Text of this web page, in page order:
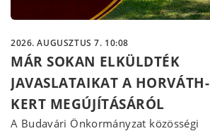
2026. AUGUSZTUS 7. 10:08
MÁR SOKAN ELKÜLDTÉK
JAVASLATAIKAT A HORVÁTH-
KERT MEGÚJÍTÁSÁRÓL
A Budavári Önkormányzat közösségi